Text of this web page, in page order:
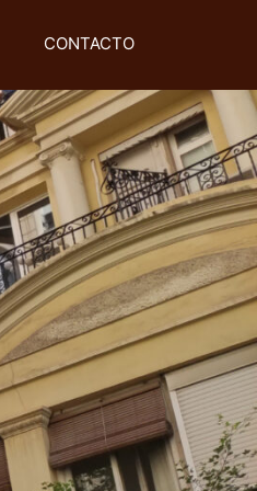
CONTACTO